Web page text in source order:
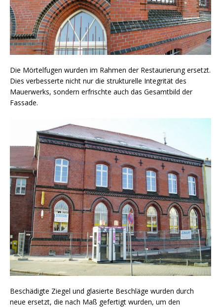
Die Mörtelfugen wurden im Rahmen der Restaurierung ersetzt.
Dies verbesserte nicht nur die strukturelle Integrität des
Mauerwerks, sondern erfrischte auch das Gesamtbild der
Fassade.
Beschädigte Ziegel und glasierte Beschläge wurden durch
neue ersetzt, die nach Maß gefertigt wurden, um den